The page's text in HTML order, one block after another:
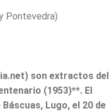
Pontevedra)
son extractos del
(1953)**. El
Lugo, el 20 de